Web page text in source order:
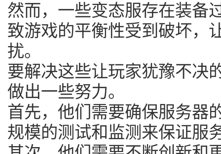
然而，一些变态服存在装备
致游戏的平衡性受到破坏，
扰。
要解决这些让玩家犹豫不决
做出一些努力。
首先，他们需要确保服务器
规模的测试和监测来保证服